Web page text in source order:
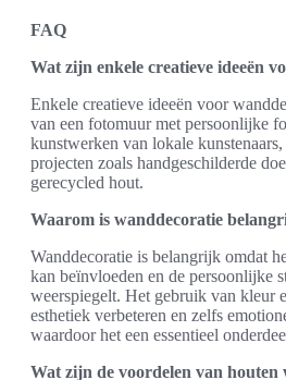
FAQ
Wat zijn enkele creatieve ideeën
Enkele creatieve ideeën voor
van een fotomuur met persoonlijke
kunstwerken van lokale
projecten zoals handgeschilderde
gerecycled hout.
Waarom is wanddecoratie
Wanddecoratie is belangrijk omdat
kan beïnvloeden en de persoonlijke
weerspiegelt. Het gebruik van kleur
esthetiek verbeteren en zelfs
waardoor het een essentieel
Wat zijn de voordelen van houten